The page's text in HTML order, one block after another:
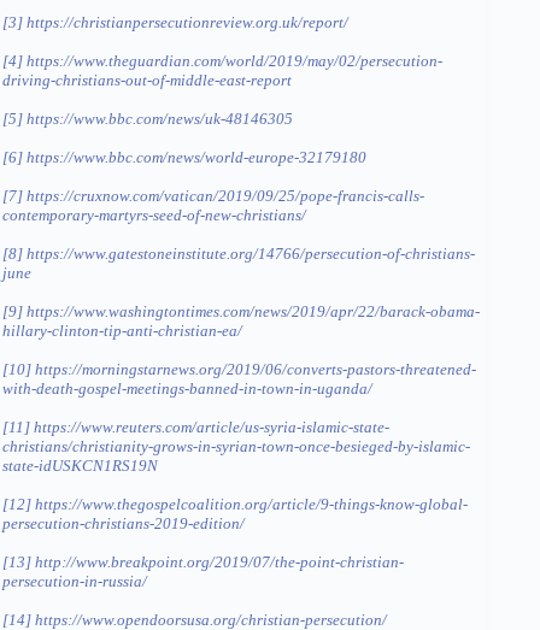
[3] https://christianpersecutionreview.org.uk/report/
[4] https://www.theguardian.com/world/2019/may/02/persecution-
driving-christians-out-of-middle-east-report
[5] https://www.bbc.com/news/uk-48146305
[6] https://www.bbc.com/news/world-europe-32179180
[7] https://cruxnow.com/vatican/2019/09/25/pope-francis-calls-
contemporary-martyrs-seed-of-new-christians/
[8] https://www.gatestoneinstitute.org/14766/persecution-of-christians-
june
[9] https://www.washingtontimes.com/news/2019/apr/22/barack-obama-
hillary-clinton-tip-anti-christian-ea/
[10] https://morningstarnews.org/2019/06/converts-pastors-threatened-
with-death-gospel-meetings-banned-in-town-in-uganda/
[11] https://www.reuters.com/article/us-syria-islamic-state-
christians/christianity-grows-in-syrian-town-once-besieged-by-islamic-
state-idUSKCN1RS19N
[12] https://www.thegospelcoalition.org/article/9-things-know-global-
persecution-christians-2019-edition/
[13] http://www.breakpoint.org/2019/07/the-point-christian-
persecution-in-russia/
[14] https://www.opendoorsusa.org/christian-persecution/